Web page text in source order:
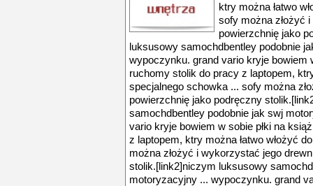
ktry można łatwo
sofy można złożyć
powierzchnię jako
luksusowy samochdbentley podobnie
wypoczynku. grand vario kryje bowiem
ruchomy stolik do pracy z laptopem,
specjalnego schowka ... sofy można
powierzchnię jako podręczny
samochdbentley podobnie jak swj
vario kryje bowiem w sobie płki na
z laptopem, ktry można łatwo włożyć
można złożyć i wykorzystać jego
stolik.[link2]niczym luksusowy
motoryzacyjny ... wypoczynku. grand